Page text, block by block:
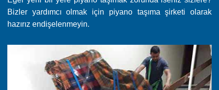
Bizler yardımcı olmak için piyano taşıma şirketi olarak
hazırız endişelenmeyin.